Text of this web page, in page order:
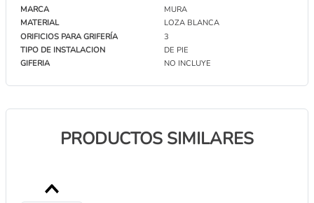
MARCA
MURA
MATERIAL
LOZA BLANCA
ORIFICIOS PARA GRIFERÍA
3
TIPO DE INSTALACION
DE PIE
GIFERIA
NO INCLUYE
PRODUCTOS SIMILARES
BIDET DE PIE ROCA HALL - 3 ORIFICIO CON
BIDET SUSPENDIDO MONOBLOQUE ROCA
INSPIRA RIMLESS BLANCO A357525000